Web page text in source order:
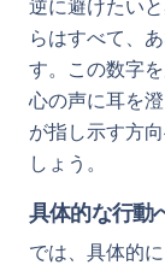
逆に避けたい
らはすべて、
す。この数字
心の声に耳を
が指し示す方
しょう。
具体的な行動
では、具体的